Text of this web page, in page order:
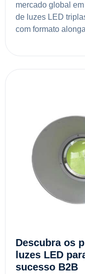
mercado global
de luzes LED
com formato
Descubra os
luzes LED
sucesso B2B